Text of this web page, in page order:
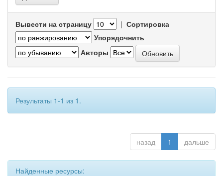
Вывести на страницу | Сортировка
Упорядочнить
Авторы
Результаты 1-1 из 1.
назад 1 дальше
Найденные ресурсы: